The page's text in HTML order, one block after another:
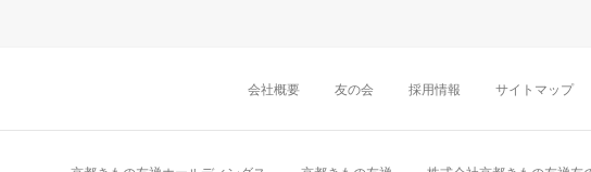
八王子店
近畿
大阪難波店 京
岡山店 広島店
会社概要 友の会 採用情報 サイトマップ